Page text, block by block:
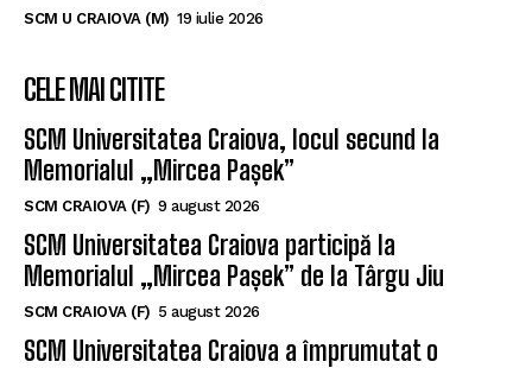
SCM U CRAIOVA (M) 19 iulie 2026
CELE MAI CITITE
SCM Universitatea Craiova, locul secund la
Memorialul „Mircea Pașek”
SCM CRAIOVA (F) 9 august 2026
SCM Universitatea Craiova participă la
Memorialul „Mircea Pașek” de la Târgu Jiu
SCM CRAIOVA (F) 5 august 2026
SCM Universitatea Craiova a împrumutat o